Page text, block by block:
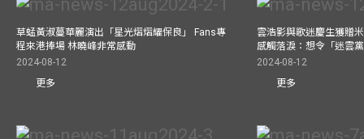
草蜢黃淑蔓華麗演出「星光熠熠耀保良」 Fans專
程來港捧場 林曉峰非常感動
2024-08-12
更多
雲浩影與歌迷慶生獲贈
感觸落淚：想令「迷雲
2024-08-12
更多